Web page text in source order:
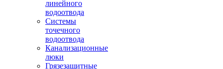
линейного
водоотвода
Системы
точечного
водоотвода
Канализационные
люки
Грязезащитные